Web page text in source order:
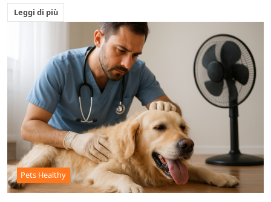
Leggi di più
Pets Healthy